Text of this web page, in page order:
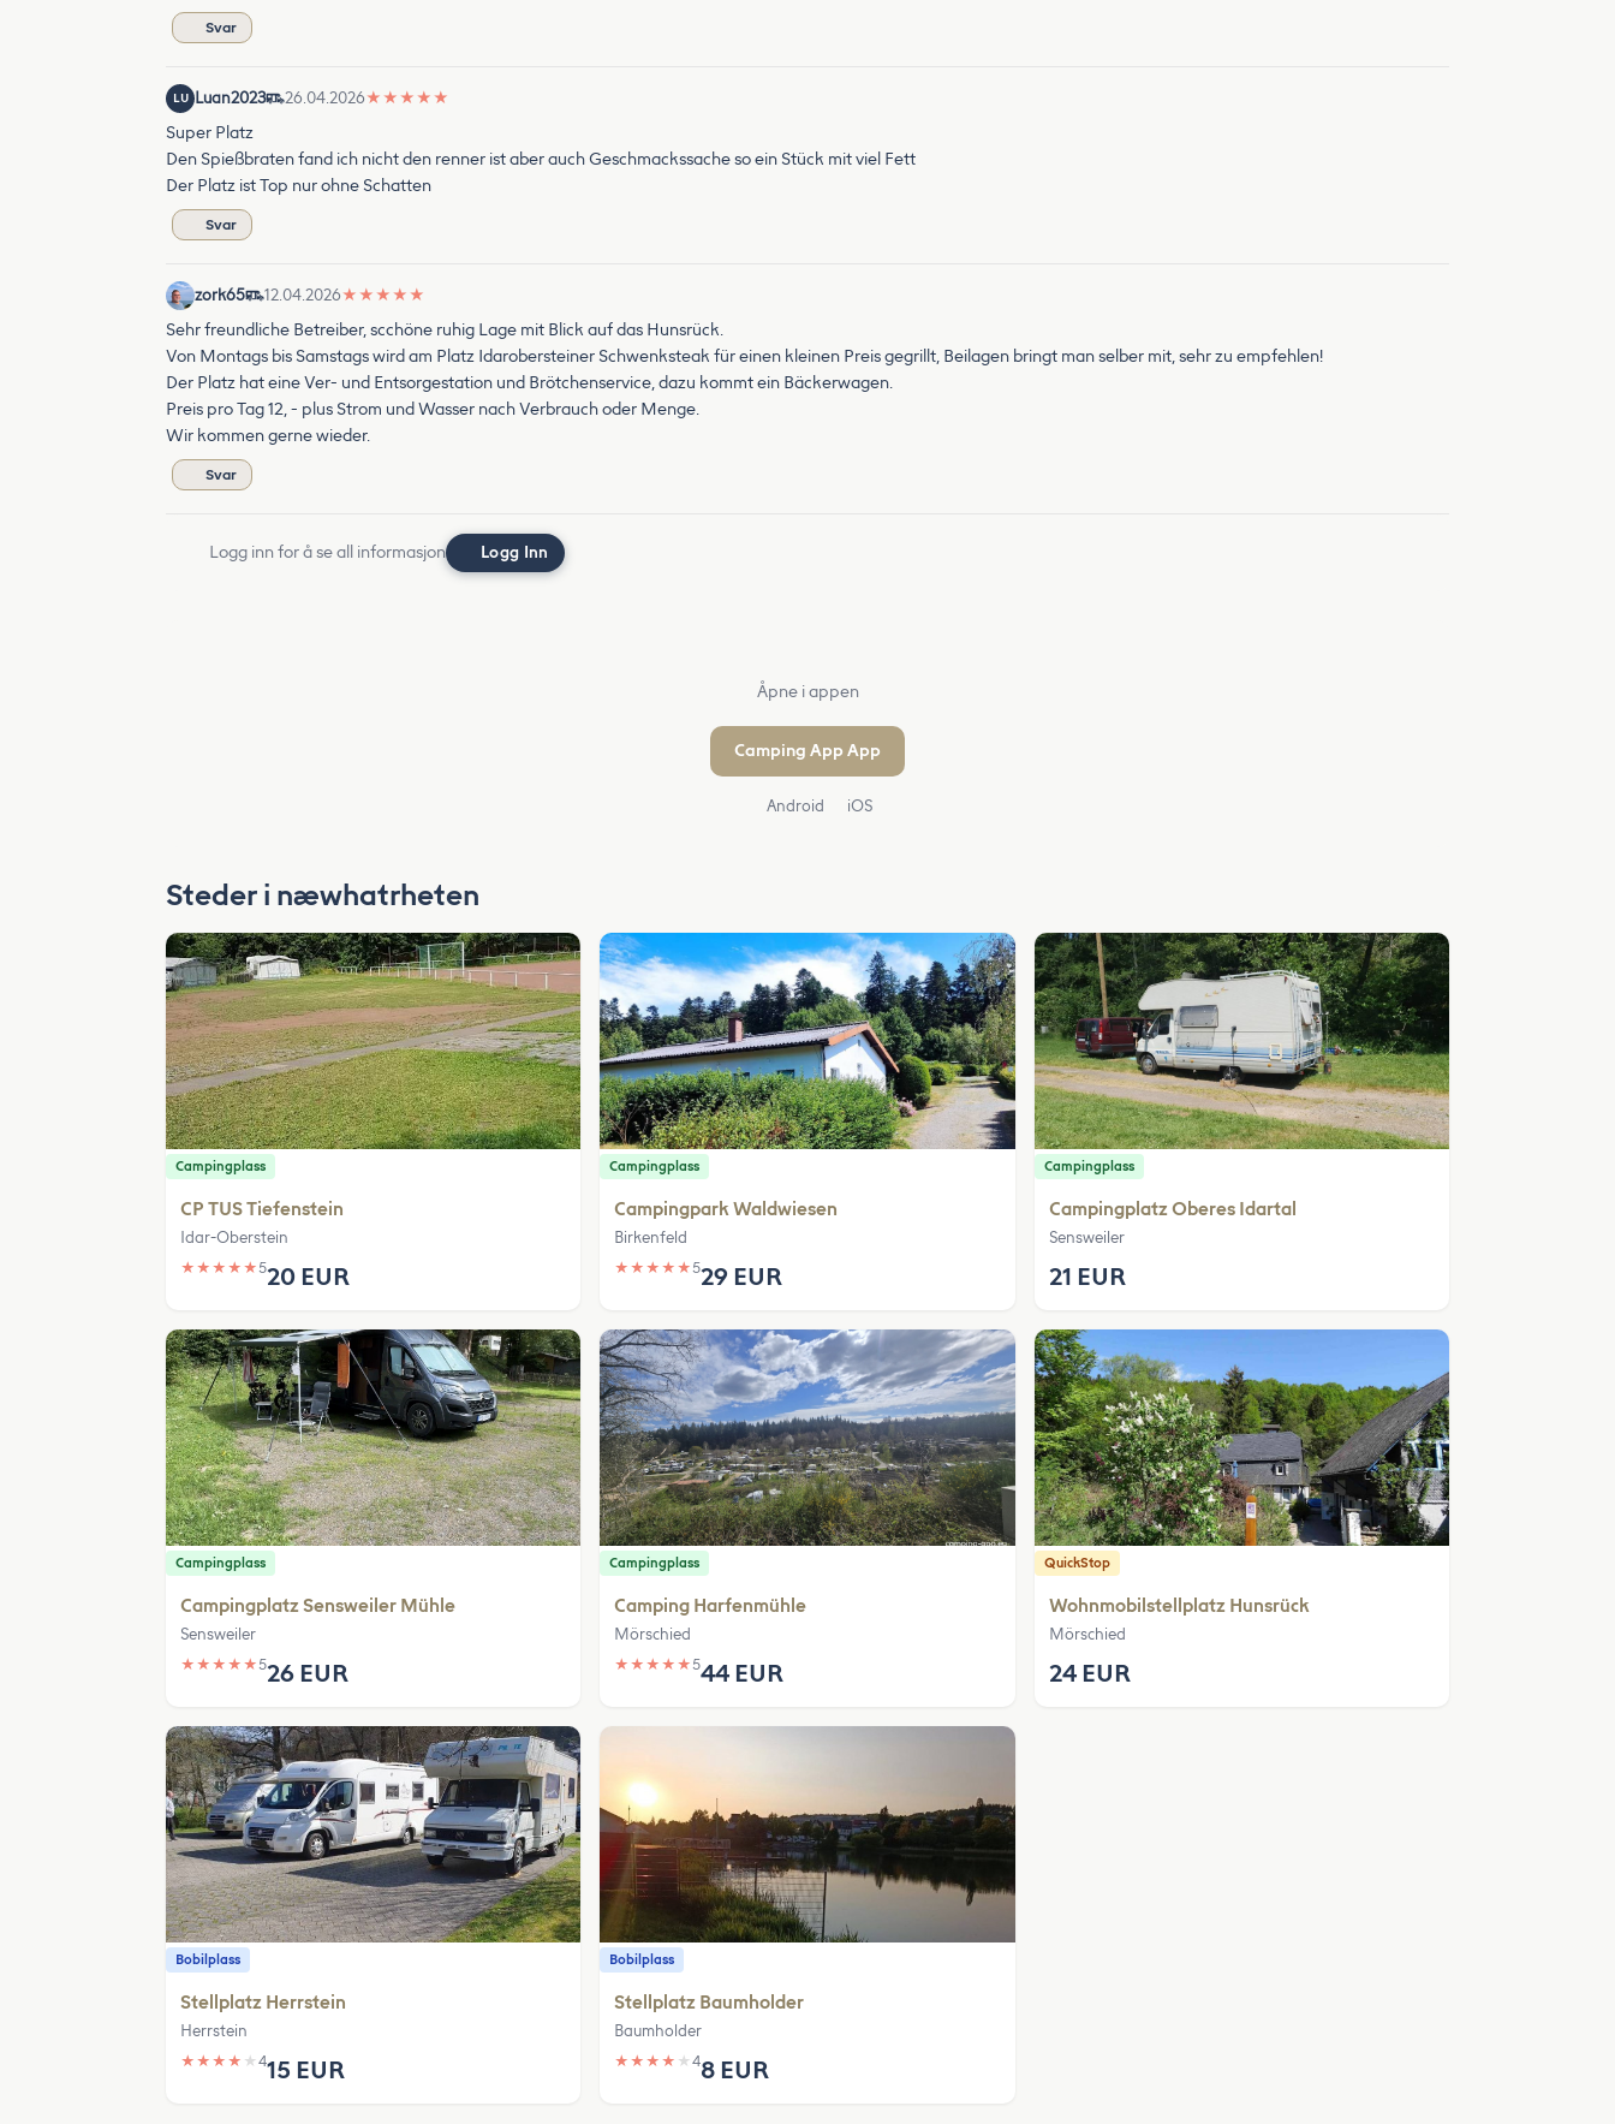
Svar
LU Luan2023 26.04.2026★ ★ ★ ★ ★
Super Platz
Den Spießbraten fand ich nicht den renner ist aber auch Geschmackssache so ein Stück mit viel Fett
Der Platz ist Top nur ohne Schatten
Svar
zork65 12.04.2026★ ★ ★ ★ ★
Sehr freundliche Betreiber, scchöne ruhig Lage mit Blick auf das Hunsrück.
Von Montags bis Samstags wird am Platz Idarobersteiner Schwenksteak für einen kleinen Preis gegrillt, Beilagen bringt man selber mit, sehr zu empfehlen!
Der Platz hat eine Ver- und Entsorgestation und Brötchenservice, dazu kommt ein Bäckerwagen.
Preis pro Tag 12, - plus Strom und Wasser nach Verbrauch oder Menge.
Wir kommen gerne wieder.
Svar
Logg inn for å se all informasjon Logg Inn
Åpne i appen
Camping App App
Android iOS
Steder i næwhatrheten
Campingplass
CP TUS Tiefenstein
Idar-Oberstein
★ ★ ★ ★ ★520 EUR
Campingplass
Campingpark Waldwiesen
Birkenfeld
★ ★ ★ ★ ★529 EUR
Campingplass
Campingplatz Oberes Idartal
Sensweiler
21 EUR
Campingplass
Campingplatz Sensweiler Mühle
Sensweiler
★ ★ ★ ★ ★526 EUR
Campingplass
Camping Harfenmühle
Mörschied
★ ★ ★ ★ ★544 EUR
QuickStop
Wohnmobilstellplatz Hunsrück
Mörschied
24 EUR
Bobilplass
Stellplatz Herrstein
Herrstein
★ ★ ★ ★ ★ 415 EUR
Bobilplass
Stellplatz Baumholder
Baumholder
★ ★ ★ ★ ★48 EUR